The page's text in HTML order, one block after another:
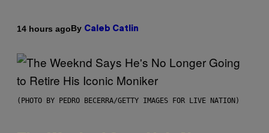
14 hours agoBy Caleb Catlin
(PHOTO BY PEDRO BECERRA/GETTY IMAGES FOR LIVE NATION)